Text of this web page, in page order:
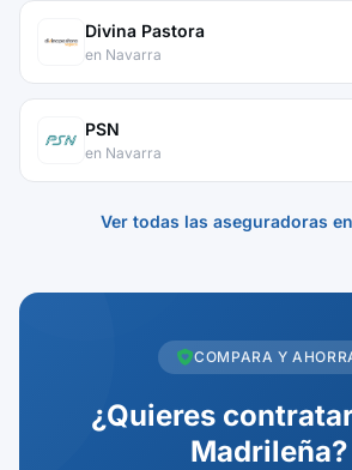
Divina Pastora
en Navarra
PSN
en Navarra
Ver todas las aseguradoras
COMPARA Y
¿Quieres
Madrileña?